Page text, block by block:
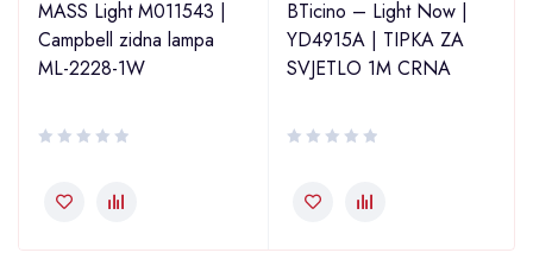
MASS Light M011543 |
Campbell zidna lampa
ML-2228-1W
BTicino – Light Now |
YD4915A | TIPKA ZA
SVJETLO 1M CRNA